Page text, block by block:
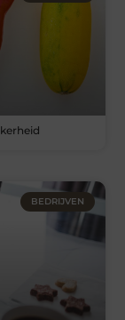
BEDRIJVEN